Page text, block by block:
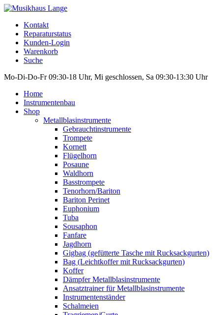
Kontakt
Reparaturstatus
Kunden-Login
Warenkorb
Suche
Mo-Di-Do-Fr 09:30-18 Uhr, Mi geschlossen, Sa 09:30-13:30 Uhr
Home
Instrumentenbau
Shop
Metallblasinstrumente
Gebrauchtinstrumente
Trompete
Kornett
Flügelhorn
Posaune
Waldhorn
Basstrompete
Tenorhorn/Bariton
Bariton Perinet
Euphonium
Tuba
Sousaphon
Fanfare
Jagdhorn
Gigbag (gefütterte Tasche mit Rucksackgurten)
Bag (Leichtkoffer mit Rucksackgurten)
Koffer
Dämpfer Metallblasinstrumente
Ansatztrainer für Metallblasinstrumente
Instrumentenständer
Schalmeien